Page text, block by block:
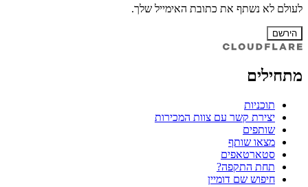
לעולם לא נשתף את כתובת האימייל שלך.
הירשם
מתחילים
תוכניות
יצירת קשר עם צוות המכירות
שותפים
מצאו שותף
סטארטאפים
תחת התקפה?
חיפוש שם דומיין